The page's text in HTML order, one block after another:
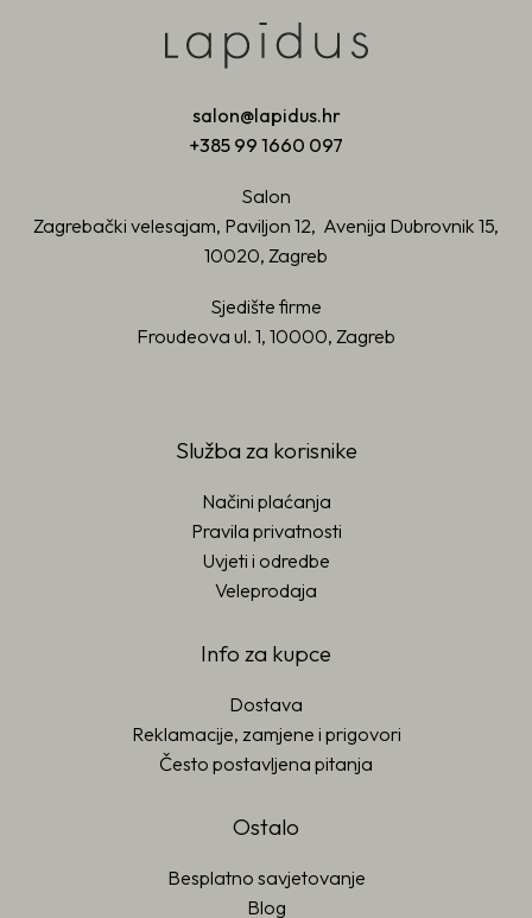
salon@lapidus.hr
+385 99 1660 097
Salon
Zagrebački velesajam, Paviljon 12, Avenija Dubrovnik 15,
10020, Zagreb
Sjedište firme
Froudeova ul. 1, 10000, Zagreb
Služba za korisnike
Načini plaćanja
Pravila privatnosti
Uvjeti i odredbe
Veleprodaja
Info za kupce
Dostava
Reklamacije, zamjene i prigovori
Često postavljena pitanja
Ostalo
Besplatno savjetovanje
Blog